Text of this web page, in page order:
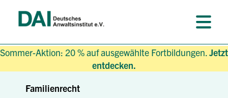
Sommer-Aktion: 20 % auf ausgewählte Fortbildungen.Jetzt
entdecken.
Familienrecht